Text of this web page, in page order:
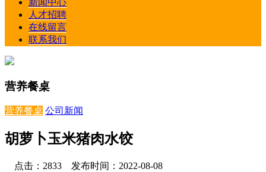
新闻中心
人才招聘
在线留言
联系我们
营养餐桌
营养餐桌 公司新闻
胡萝卜玉米猪肉水饺
点击：2833 发布时间：2022-08-08